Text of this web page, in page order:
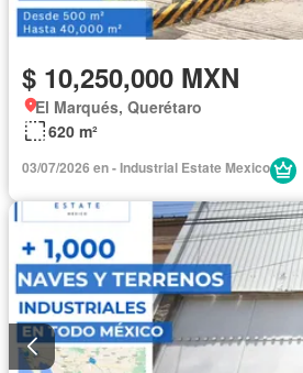
$ 10,250,000 MXN
El Marqués, Querétaro
620 m²
03/07/2026 en - Industrial Estate Mexico